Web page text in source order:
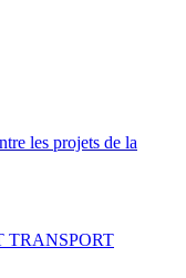
les projets de la
TRANSPORT